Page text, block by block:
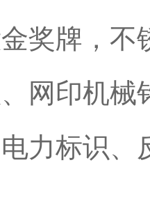
奖牌，
网印机械
力标识、